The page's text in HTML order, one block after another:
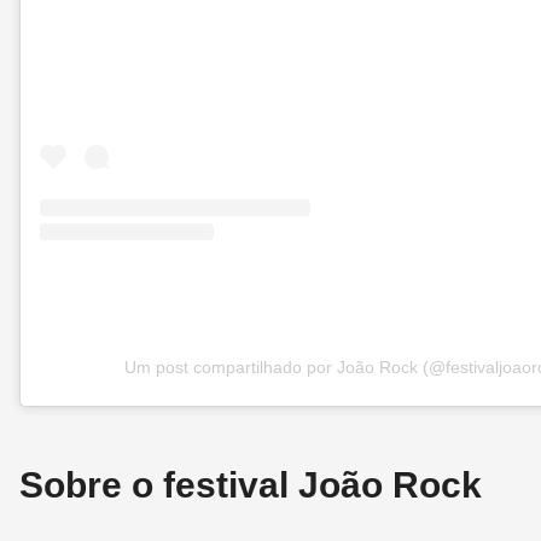
Um post compartilhado por João Rock
Sobre o festival João Rock